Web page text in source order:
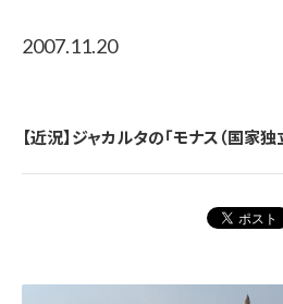
2007.11.20
【近況】ジャカルタの「モナス（国家